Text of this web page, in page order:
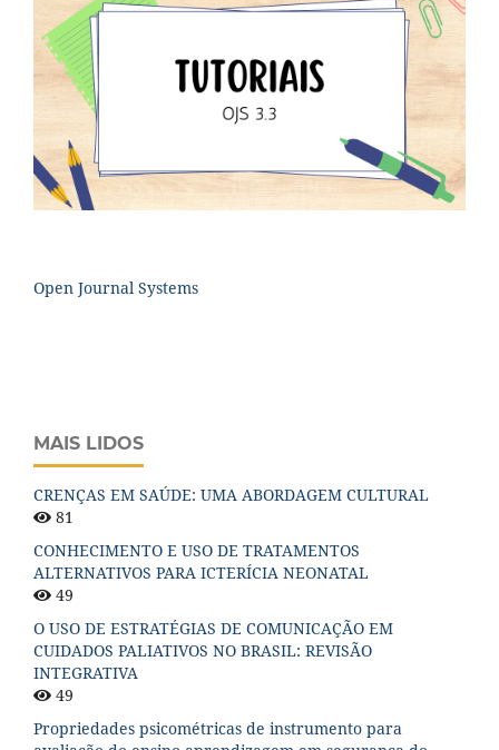
Open Journal Systems
MAIS LIDOS
CRENÇAS EM SAÚDE: UMA ABORDAGEM CULTURAL
81
CONHECIMENTO E USO DE TRATAMENTOS
ALTERNATIVOS PARA ICTERÍCIA NEONATAL
49
O USO DE ESTRATÉGIAS DE COMUNICAÇÃO EM
CUIDADOS PALIATIVOS NO BRASIL: REVISÃO
INTEGRATIVA
49
Propriedades psicométricas de instrumento para